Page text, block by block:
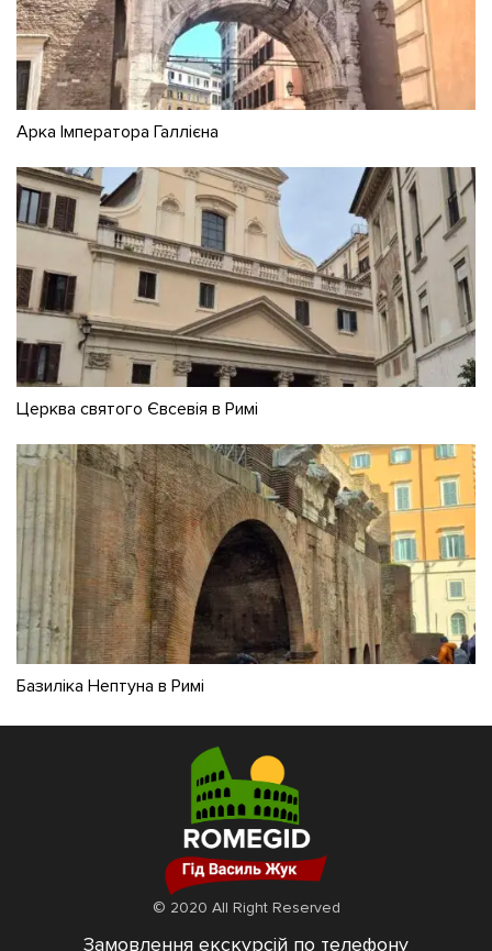
Арка Імператора Галлієна
Церква святого Євсевія в Римі
Базиліка Нептуна в Римі
© 2020 All Right Reserved
Замовлення екскурсій по телефону